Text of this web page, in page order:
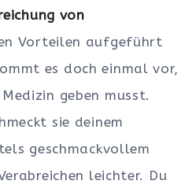
von
Vorteilen aufgeführt
es doch einmal vor,
geben musst.
sie deinem
geschmackvollem
leichter. Du